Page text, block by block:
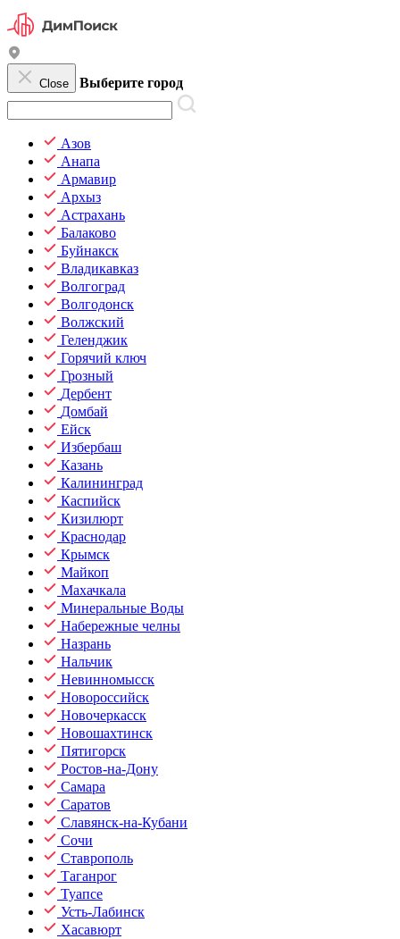
Close Выберите город
Азов
Анапа
Армавир
Архыз
Астрахань
Балаково
Буйнакск
Владикавказ
Волгоград
Волгодонск
Волжский
Геленджик
Горячий ключ
Грозный
Дербент
Домбай
Ейск
Избербаш
Казань
Калининград
Каспийск
Кизилюрт
Краснодар
Крымск
Майкоп
Махачкала
Минеральные Воды
Набережные челны
Назрань
Нальчик
Невинномысск
Новороссийск
Новочеркасск
Новошахтинск
Пятигорск
Ростов-на-Дону
Самара
Саратов
Славянск-на-Кубани
Сочи
Ставрополь
Таганрог
Туапсе
Усть-Лабинск
Хасавюрт